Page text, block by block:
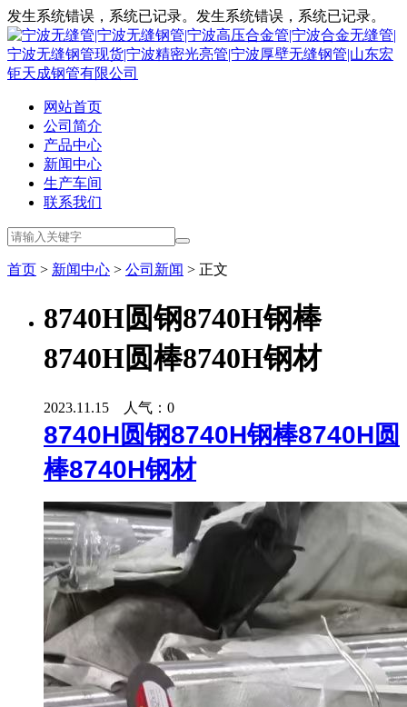
发生系统错误，系统已记录。发生系统错误，系统已记录。
网站首页
公司简介
产品中心
新闻中心
生产车间
联系我们
首页 > 新闻中心 > 公司新闻 > 正文
8740H圆钢8740H钢棒
8740H圆棒8740H钢材
2023.11.15 人气： 0
8740H圆钢8740H钢棒8740H圆
棒8740H钢材